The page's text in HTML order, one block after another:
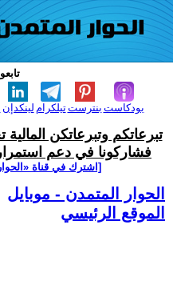
لينكدإن تيلكرامبنترست بودكاست
تبرعاتكم وتبرعاتكن
فشاركونا في دعم
[اشترك في قناة
الحوار المتمدن - موبايل
الموقع الرئيسي